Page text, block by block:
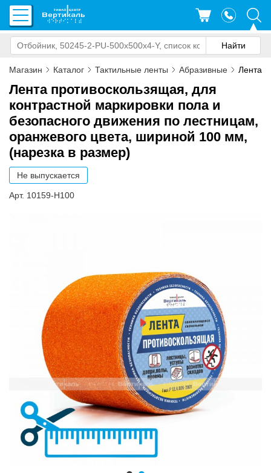
Магазин Каталог Тактильные ленты Абразивные Лента
Лента противоскользящая, для
контрастной маркировки пола и
безопасного движения по лестницам,
оранжевого цвета, шириной 100 мм,
(нарезка в размер)
Не выпускается
Арт. 10159-H100